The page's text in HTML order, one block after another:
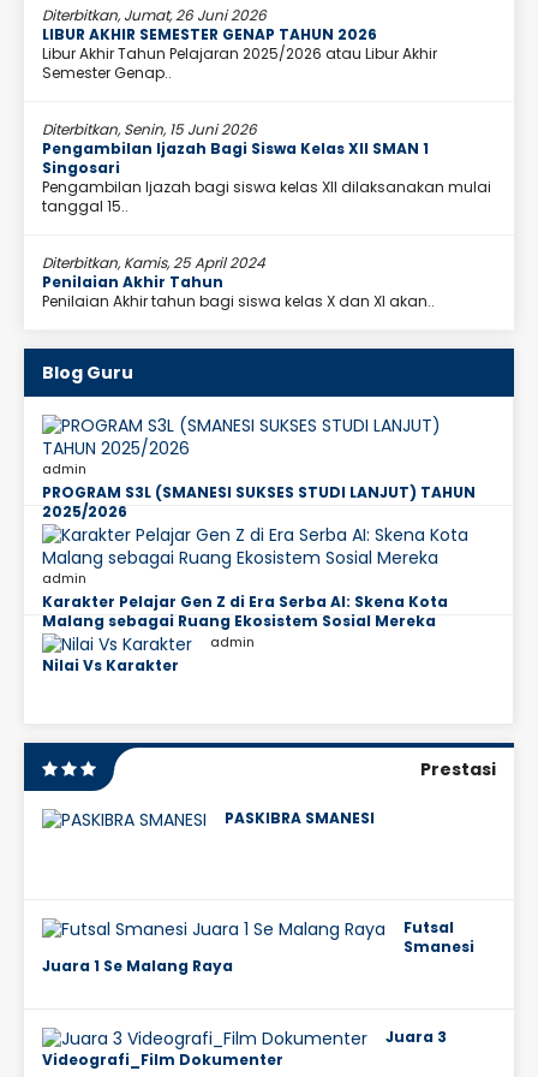
Diterbitkan, Jumat, 26 Juni 2026
LIBUR AKHIR SEMESTER GENAP TAHUN 2026
Libur Akhir Tahun Pelajaran 2025/2026 atau Libur Akhir
Semester Genap..
Diterbitkan, Senin, 15 Juni 2026
Pengambilan Ijazah Bagi Siswa Kelas XII SMAN 1
Singosari
Pengambilan Ijazah bagi siswa kelas XII dilaksanakan mulai
tanggal 15..
Diterbitkan, Kamis, 25 April 2024
Penilaian Akhir Tahun
Penilaian Akhir tahun bagi siswa kelas X dan XI akan..
Blog Guru
admin
PROGRAM S3L (SMANESI SUKSES STUDI LANJUT) TAHUN
2025/2026
admin
Karakter Pelajar Gen Z di Era Serba AI: Skena Kota
Malang sebagai Ruang Ekosistem Sosial Mereka
admin
Nilai Vs Karakter
Prestasi
PASKIBRA SMANESI
Futsal
Smanesi
Juara 1 Se Malang Raya
Juara 3
Videografi_Film Dokumenter